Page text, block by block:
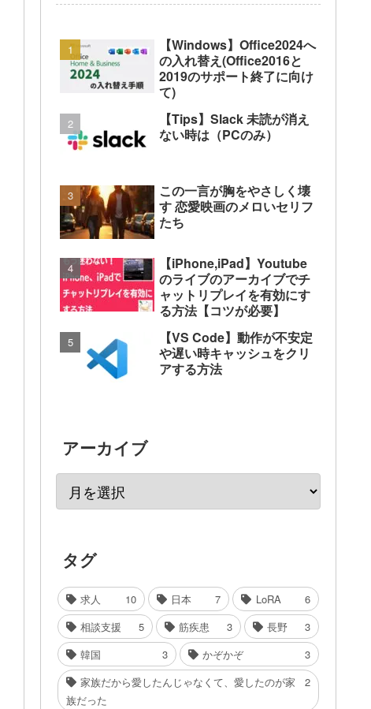
【Windows】Office2024へ
の入れ替え(Office2016と
2019のサポート終了に向け
て)
【Tips】Slack 未読が消え
ない時は（PCのみ）
この一言が胸をやさしく壊
す 恋愛映画のメロいセリフ
たち
【iPhone,iPad】Youtube
のライブのアーカイブでチ
ャットリプレイを有効にす
る方法【コツが必要】
【VS Code】動作が不安定
や遅い時キャッシュをクリ
アする方法
アーカイブ
タグ
求人 10 日本 7 LoRA
6
相談支援
5 筋疾患 3 長野
3
韓国
3 かぞかぞ
3
家族だから愛したんじゃなくて、愛したのが家
族だった
2